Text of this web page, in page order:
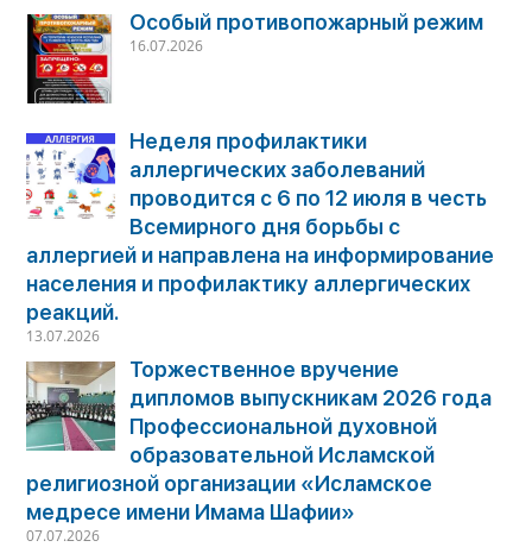
Особый противопожарный режим
16.07.2026
Неделя профилактики
аллергических заболеваний
проводится с 6 по 12 июля в честь
Всемирного дня борьбы с
аллергией и направлена на информирование
населения и профилактику аллергических
реакций.
13.07.2026
Торжественное вручение
дипломов выпускникам 2026 года
Профессиональной духовной
образовательной Исламской
религиозной организации «Исламское
медресе имени Имама Шафии»
07.07.2026